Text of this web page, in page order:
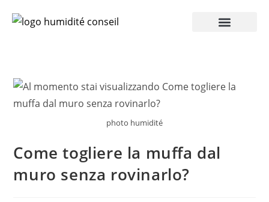
photo humidité
Come togliere la muffa dal
muro senza rovinarlo?